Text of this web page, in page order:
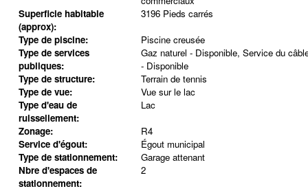
Superficie habitable
(approx):
3196 Pieds carrés
Type de piscine:
Piscine creusée
Type de services
publiques:
Gaz naturel - Disponible, Service du
- Disponible
Type de structure:
Terrain de tennis
Type de vue:
Vue sur le lac
Type d'eau de
ruissellement:
Lac
Zonage:
R4
Service d'égout:
Égout municipal
Type de stationnement:
Garage attenant
Nbre d'espaces de
stationnement:
2